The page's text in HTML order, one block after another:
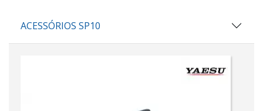
ACESSÓRIOS SP10